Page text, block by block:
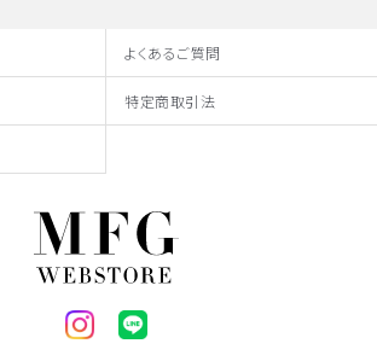
よくあるご質問
特定商取引法